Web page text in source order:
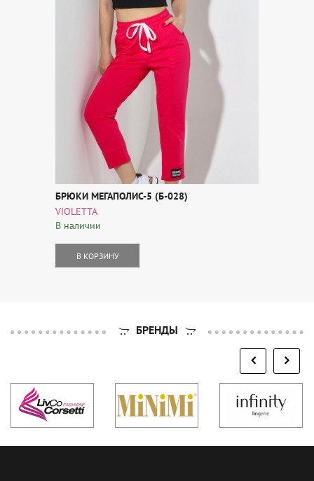
БРЮКИ МЕГАПОЛИС-5 (Б-028)
VIOLETTA
В наличии
В КОРЗИНУ
БРЕНДЫ